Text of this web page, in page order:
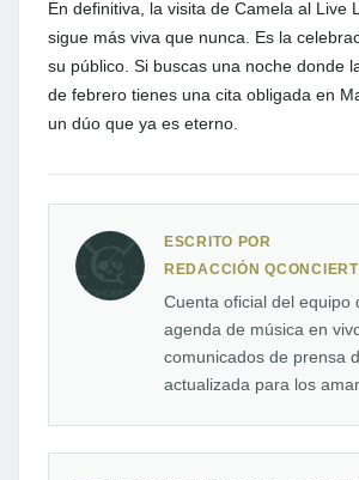
En definitiva, la visita de Camela al Live
sigue más viva que nunca. Es la
su público. Si buscas una noche donde
de febrero tienes una cita obligada en
un dúo que ya es eterno.
ESCRITO POR
REDACCIÓN
Cuenta oficial del equipo
agenda de música en
comunicados de prensa
actualizada para los